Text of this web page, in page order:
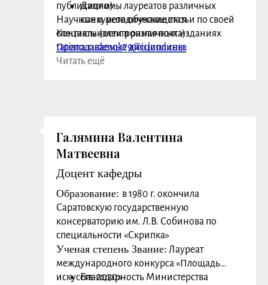
публикации):
Научные и методические статьи по своей
специальности в различных изданиях
Преподаваемые дисциплины:
Фортепиано, Работа с концертмейстером,
Дипломы лауреатов различных
конкурсов обучающихся
Контакты (электронная почта):
tatiana.rudenok79@icloud.com
Читать ещё
Галямина Валентина
Матвеевна
Доцент кафедры
Образование: в 1980 г. окончила
Саратовскую государственную
консерваторию им. Л.В. Собинова по
специальности «Скрипка»
Ученая степень Звание: Лауреат
международного конкурса «Площадь
искусств-2020»
Благодарность Министерства